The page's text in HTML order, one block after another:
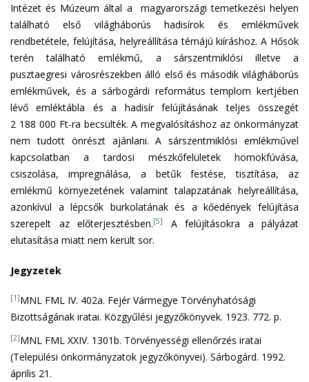
Intézet és Múzeum által a magyarországi temetkezési helyen
található első világháborús hadisírok és emlékművek
rendbetétele, felújítása, helyreállítása témájú kiíráshoz. A Hősök
terén található emlékmű, a sárszentmiklósi illetve a
pusztaegresi városrészekben álló első és második világháborús
emlékművek, és a sárbogárdi református templom kertjében
lévő emléktábla és a hadisír felújításának teljes összegét
2 188 000 Ft-ra becsülték. A megvalósításhoz az önkormányzat
nem tudott önrészt ajánlani. A sárszentmiklósi emlékművel
kapcsolatban a tardosi mészkőfelületek homokfúvása,
csiszolása, impregnálása, a betűk festése, tisztítása, az
emlékmű környezetének valamint talapzatának helyreállítása,
azonkívül a lépcsők burkolatának és a kőedények felújítása
szerepelt az előterjesztésben.[5]
A felújításokra a pályázat
elutasítása miatt nem került sor.
Jegyzetek
[1]MNL FML IV. 402a. Fejér Vármegye Törvényhatósági
Bizottságának iratai. Közgyűlési jegyzőkönyvek. 1923. 772. p.
[2]MNL FML XXIV. 1301b. Törvényességi ellenőrzés iratai
(Települési önkormányzatok jegyzőkönyvei). Sárbogárd. 1992.
április 21.